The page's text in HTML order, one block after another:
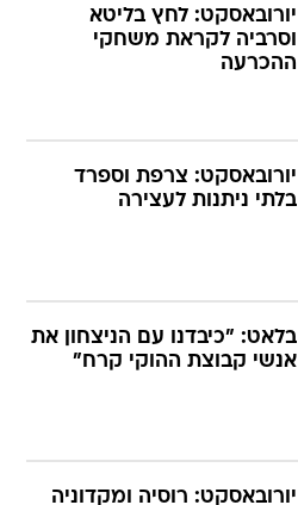
יורובאסקט: לחץ בליטא
וסרביה לקראת משחקי
ההכרעה
יורובאסקט: צרפת וספרד
בלתי ניתנות לעצירה
בלאט: "כיבדנו עם הניצחון את
אנשי קבוצת ההוקי קרח"
יורובאסקט: רוסיה ומקדוניה